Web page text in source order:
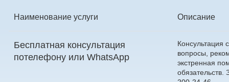
Наименование услуги Описание
Бесплатная консультация
потелефону или WhatsApp
Консультация
вопросы,
экстренная